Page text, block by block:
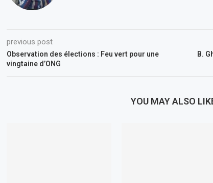
previous post
Observation des élections : Feu vert pour une
vingtaine d’ONG
B.
YOU MAY ALSO